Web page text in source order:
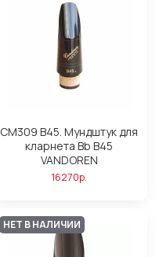
CM309 B45. Мундштук для
кларнета Bb B45
VANDOREN
16270р.
НЕТ В НАЛИЧИИ